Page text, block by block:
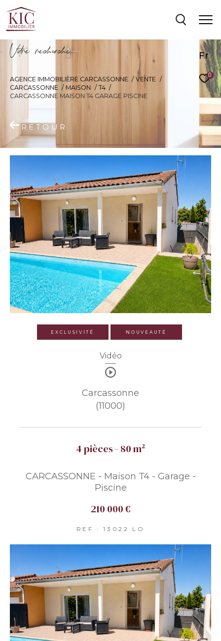
Fr
0
Vore recece
AGENCE IMMOBILIÈRE CARCASSONNE
VENTE
CARCASSONNE
MAISON
T4
CARCASSONNE MAISON T4 GARAGE PISCINE
RETOUR
EXCLUSIVITÉ NOUVEAUTÉ
Vidéo
Carcassonne
(11000)
4 pièces - 80 m²
CARCASSONNE - Maison T4 - Garage -
Piscine
210 000 €
REF : 13022 LO